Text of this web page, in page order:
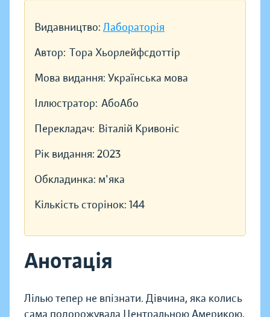
Видавництво: Лабораторія
Автор: Тора Хьорлейфсдоттір
Мова видання: Українська мова
Іллюстратор: АбоАбо
Перекладач: Віталій Кривоніс
Рік видання: 2023
Обкладинка: м'яка
Кількість сторінок: 144
Анотація
Лілью тепер не впізнати. Дівчина, яка колись
сама подорожувала Центральною Америкою,